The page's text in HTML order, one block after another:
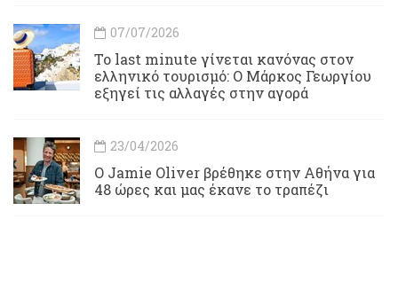
07/07/2026
Το last minute γίνεται κανόνας στον
ελληνικό τουρισμό: Ο Μάρκος Γεωργίου
εξηγεί τις αλλαγές στην αγορά
23/04/2026
Ο Jamie Oliver βρέθηκε στην Αθήνα για
48 ώρες και μας έκανε το τραπέζι